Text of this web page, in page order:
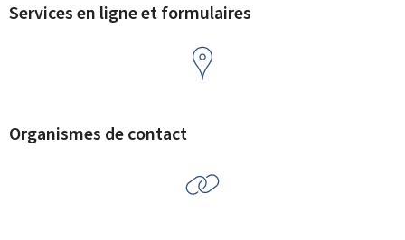
Services en ligne et formulaires
Organismes de contact